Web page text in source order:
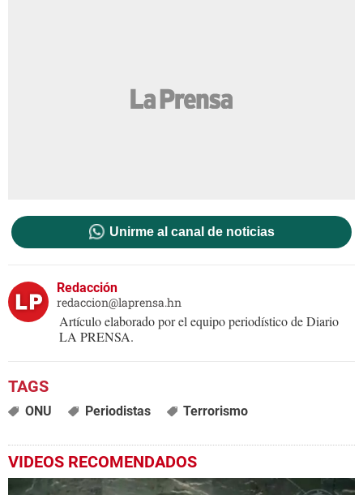
Unirme al canal de noticias
Redacción
redaccion@laprensa.hn
Artículo elaborado por el equipo periodístico de Diario
LA PRENSA.
ONU Periodistas Terrorismo
VIDEOS RECOMENDADOS